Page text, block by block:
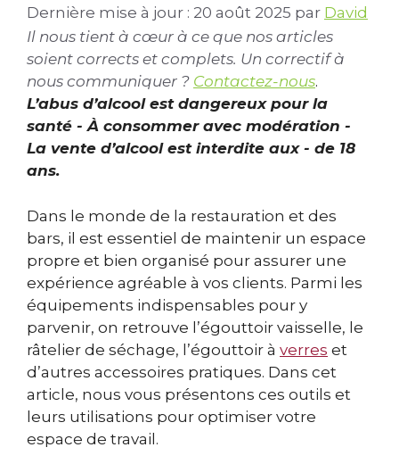
Dernière mise à jour : 20 août 2025 par David
Il nous tient à cœur à ce que nos articles
soient corrects et complets. Un correctif à
nous communiquer ? Contactez-nous.
L’abus d’alcool est dangereux pour la
santé - À consommer avec modération -
La vente d’alcool est interdite aux - de 18
ans.
Dans le monde de la restauration et des
bars, il est essentiel de maintenir un espace
propre et bien organisé pour assurer une
expérience agréable à vos clients. Parmi les
équipements indispensables pour y
parvenir, on retrouve l’égouttoir vaisselle, le
râtelier de séchage, l’égouttoir à verres et
d’autres accessoires pratiques. Dans cet
article, nous vous présentons ces outils et
leurs utilisations pour optimiser votre
espace de travail.